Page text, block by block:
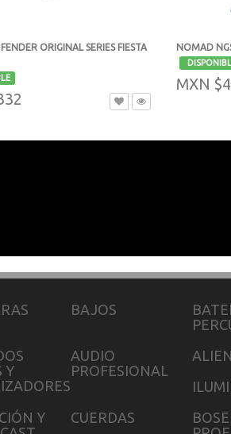
ORIGINAL SERIES FIESTA
NOMAD
MXN
BAJOS
Y
AUDIO
PROFESIONAL
Y
CUERDAS
BOSE